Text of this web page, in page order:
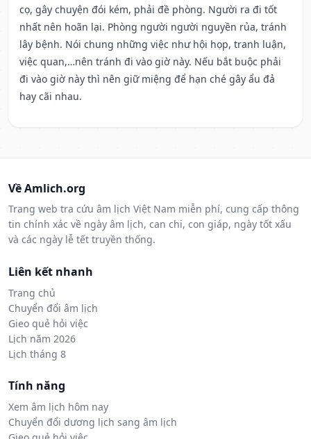
cọ, gây chuyện đói kém, phải đề phòng. Người ra đi tốt
nhất nên hoãn lại. Phòng người người nguyền rủa, tránh
lây bệnh. Nói chung những việc như hội họp, tranh luận,
việc quan,…nên tránh đi vào giờ này. Nếu bắt buộc phải
đi vào giờ này thì nên giữ miệng để hạn ché gây ẩu đả
hay cãi nhau.
Về Amlich.org
Trang web tra cứu âm lịch Việt Nam miễn phí, cung cấp thông
tin chính xác về ngày âm lịch, can chi, con giáp, ngày tốt xấu
và các ngày lễ tết truyền thống.
Liên kết nhanh
Trang chủ
Chuyển đổi âm lịch
Gieo quẻ hỏi việc
Lịch năm 2026
Lịch tháng 8
Tính năng
Xem âm lịch hôm nay
Chuyển đổi dương lịch sang âm lịch